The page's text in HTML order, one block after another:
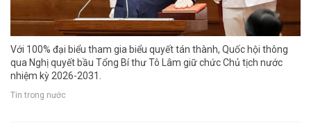
Với 100% đại biểu tham gia biểu quyết tán thành, Quốc hội thông
qua Nghị quyết bầu Tổng Bí thư Tô Lâm giữ chức Chủ tịch nước
nhiệm kỳ 2026-2031.
Tin trong nước